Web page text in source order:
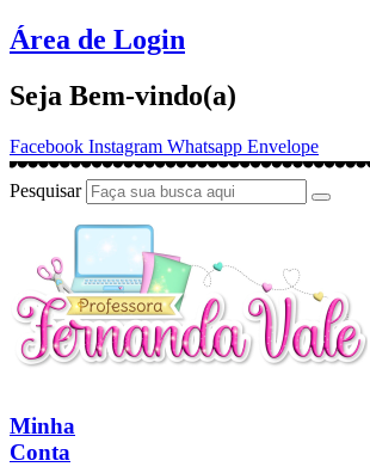
Ir
para
conteúdo
Área de Login
Seja Bem-vindo(a)
Facebook Instagram Whatsapp Envelope
Pesquisar
Minha
Conta